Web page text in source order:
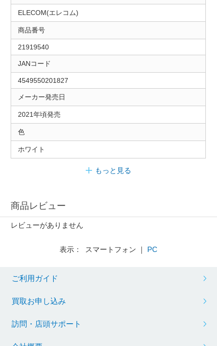
ELECOM(エレコム)
商品番号
21919540
JANコード
4549550201827
メーカー発売日
2021年頃発売
色
ホワイト
もっと見る
商品レビュー
レビューがありません
表示： スマートフォン ｜ PC
ご利用ガイド
買取お申し込み
訪問・店頭サポート